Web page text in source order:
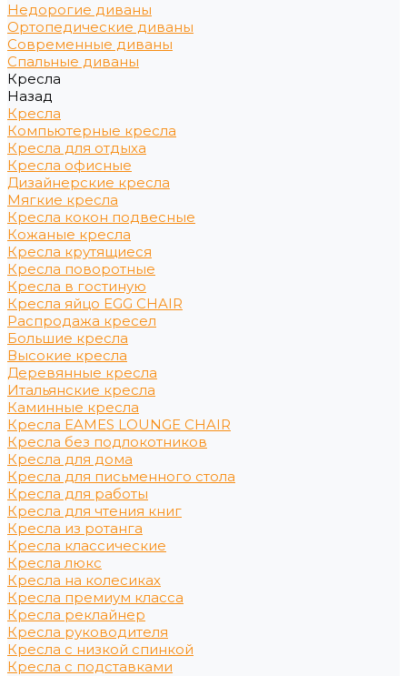
Недорогие диваны
Ортопедические диваны
Современные диваны
Спальные диваны
Кресла
Назад
Кресла
Компьютерные кресла
Кресла для отдыха
Кресла офисные
Дизайнерские кресла
Мягкие кресла
Кресла кокон подвесные
Кожаные кресла
Кресла крутящиеся
Кресла поворотные
Кресла в гостиную
Кресла яйцо EGG CHAIR
Распродажа кресел
Большие кресла
Высокие кресла
Деревянные кресла
Итальянские кресла
Каминные кресла
Кресла EAMES LOUNGE CHAIR
Кресла без подлокотников
Кресла для дома
Кресла для письменного стола
Кресла для работы
Кресла для чтения книг
Кресла из ротанга
Кресла классические
Кресла люкс
Кресла на колесиках
Кресла премиум класса
Кресла реклайнер
Кресла руководителя
Кресла с низкой спинкой
Кресла с подставками